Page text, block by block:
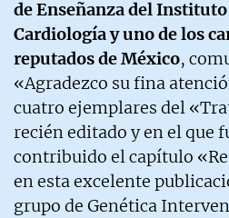
de Enseñanza del
Cardiología y uno de los
reputados de México,
«Agradezco su fina
cuatro ejemplares del
recién editado y en el que
contribuido el capítulo
en esta excelente
grupo de Genética